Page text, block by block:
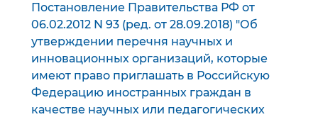
Постановление Правительства РФ от
06.02.2012 N 93 (ред. от 28.09.2018) "Об
утверждении перечня научных и
инновационных организаций, которые
имеют право приглашать в Российскую
Федерацию иностранных граждан в
качестве научных или педагогических